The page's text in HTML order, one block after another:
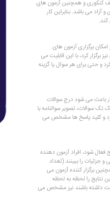
کنکوری و همچنین آزمون های
آزاد می باشد. بنابراین کار
کند.
امکان برگزاری آزمون های
برگزار کرد، با این قابلیت می
و حتی برای هر سوال یا گزینه
باعث می شود درج سوالات
سوالات، تصویر سوالنامه با
و کلید پاسخ ها مشخص می
فعال شود، افراد آزمون دهنده
و جزئیات را ببینند (تعداد
برگزار کننده آزمون می
نتایج را لحظه به لحظه
داشته باشند نیز مشخص می